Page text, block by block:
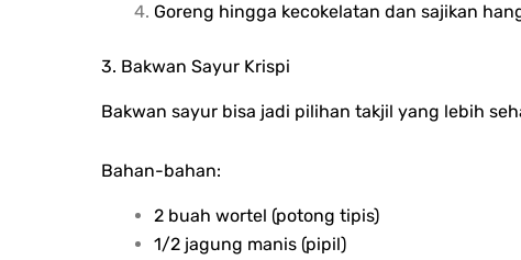
Goreng hingga kecokelatan dan sajikan
3. Bakwan Sayur Krispi
Bakwan sayur bisa jadi pilihan takjil yang lebih
Bahan-bahan:
2 buah wortel (potong tipis)
1/2 jagung manis (pipil)